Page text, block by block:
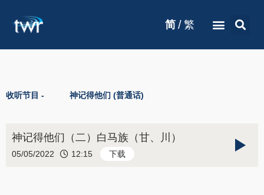
简 / 繁
收听节目 - 神记得他们 (普通话)
神记得他们（二）白马族（甘、川）
05/05/2022 12:15 下载